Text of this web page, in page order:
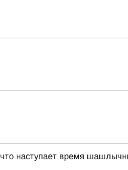
наступает время